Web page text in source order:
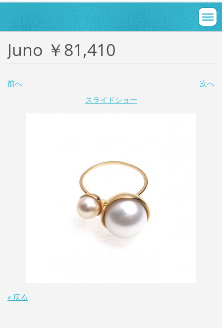
Juno ￥81,410
前へ
次へ
スライドショー
« 戻る